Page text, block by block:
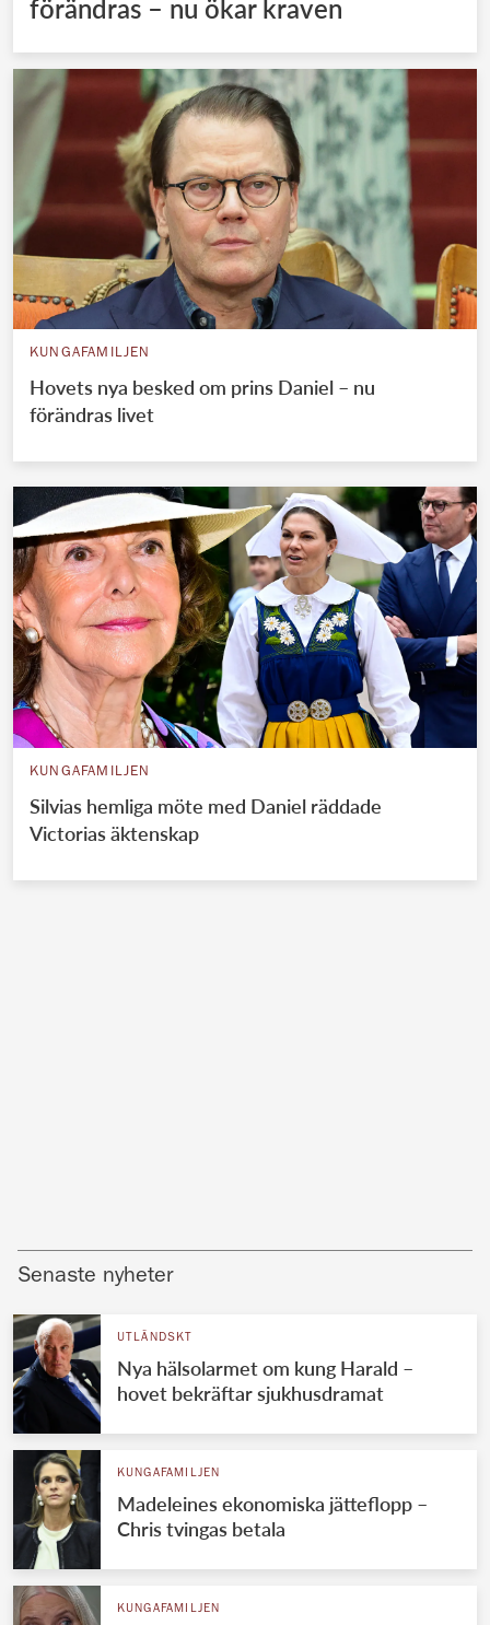
förändras – nu ökar kraven
KUNGAFAMILJEN
Hovets nya besked om prins Daniel – nu
förändras livet
KUNGAFAMILJEN
Silvias hemliga möte med Daniel räddade
Victorias äktenskap
Senaste nyheter
UTLÄNDSKT
Nya hälsolarmet om kung Harald –
hovet bekräftar sjukhusdramat
KUNGAFAMILJEN
Madeleines ekonomiska jätteflopp –
Chris tvingas betala
KUNGAFAMILJEN